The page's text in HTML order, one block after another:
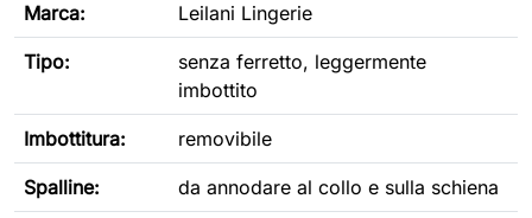
Marca: Leilani Lingerie
Tipo:
senza ferretto, leggermente
imbottito
Imbottitura: removibile
Spalline: da annodare al collo e sulla schiena